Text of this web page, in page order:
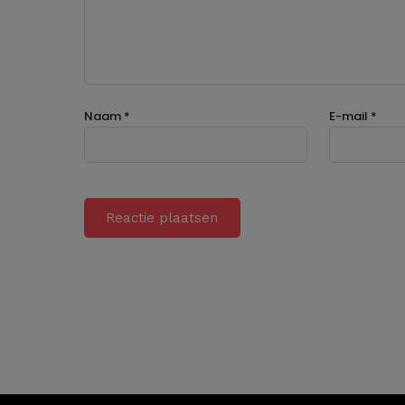
Naam * E-mail *